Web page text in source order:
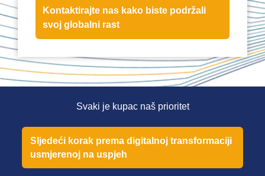
Kontaktirajte nas kako biste podržali
svoj globalni rast
Svaki je kupac naš prioritet
Sljedeći korak prema digitalnoj transformaciji
usmjerenoj na uspjeh